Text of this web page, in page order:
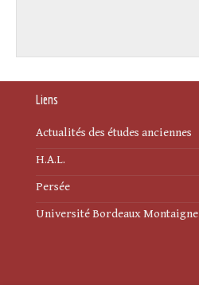
Liens
Actualités des études anciennes
H.A.L.
Persée
Université Bordeaux Montaigne